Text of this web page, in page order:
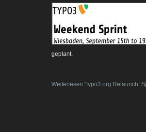
geplant.
Weiterlesen "typo3.org Relaunch: